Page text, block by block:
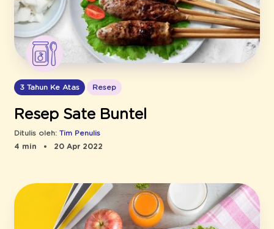
3 Tahun Ke Atas Resep
Resep Sate Buntel
Ditulis oleh: Tim Penulis
4 min
20 Apr 2022